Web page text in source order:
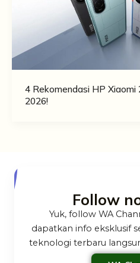
4 Rekomendasi HP Xiaomi
2026!
Follow
Yuk, follow WA
dapatkan info eksklusif
teknologi terbaru